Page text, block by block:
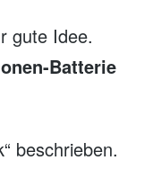
gute Idee.
Batterie
beschrieben.